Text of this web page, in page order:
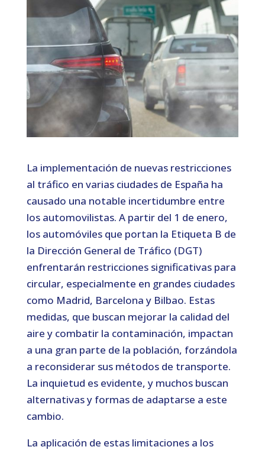
La implementación de nuevas restricciones
al tráfico en varias ciudades de España ha
causado una notable incertidumbre entre
los automovilistas. A partir del 1 de enero,
los automóviles que portan la Etiqueta B de
la Dirección General de Tráfico (DGT)
enfrentarán restricciones significativas para
circular, especialmente en grandes ciudades
como Madrid, Barcelona y Bilbao. Estas
medidas, que buscan mejorar la calidad del
aire y combatir la contaminación, impactan
a una gran parte de la población, forzándola
a reconsiderar sus métodos de transporte.
La inquietud es evidente, y muchos buscan
alternativas y formas de adaptarse a este
cambio.
La aplicación de estas limitaciones a los